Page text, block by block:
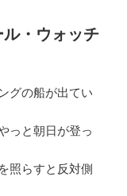
・ウォッチ
グの船が出てい
っと朝日が登っ
照らすと反対側